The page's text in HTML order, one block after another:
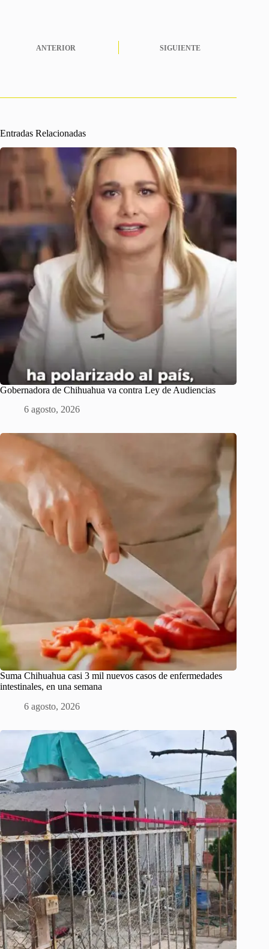
ANTERIOR SIGUIENTE
Entradas Relacionadas
Gobernadora de Chihuahua va contra Ley de Audiencias
6 agosto, 2026
Suma Chihuahua casi 3 mil nuevos casos de enfermedades
intestinales, en una semana
6 agosto, 2026